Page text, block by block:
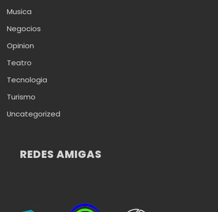
Musica
Negocios
Opinion
Teatro
Tecnologia
Turismo
Uncategorized
REDES AMIGAS